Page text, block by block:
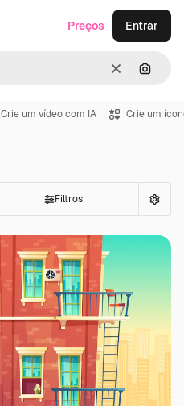
Limpar
Preços Entrar
Crie um vídeo com IA Crie um
Filtros